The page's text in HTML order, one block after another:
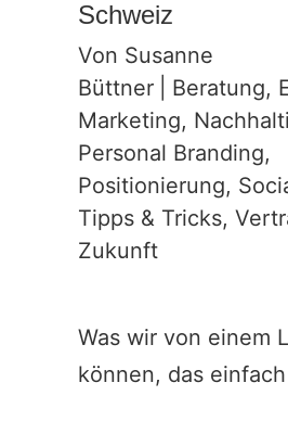
Schweiz
Von Susanne
Büttner
Beratung,
Marketing,
Personal Branding,
Positionierung,
Tipps & Tricks,
Zukunft
Was wir von einem
können, das